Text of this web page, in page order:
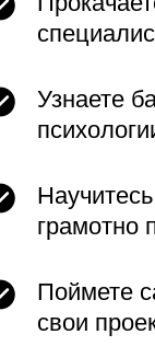
Узнаете
грамотно
Поймете
свои